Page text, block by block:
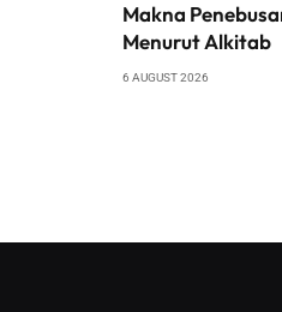
Makna
Menurut Alkitab
6 AUGUST 2026